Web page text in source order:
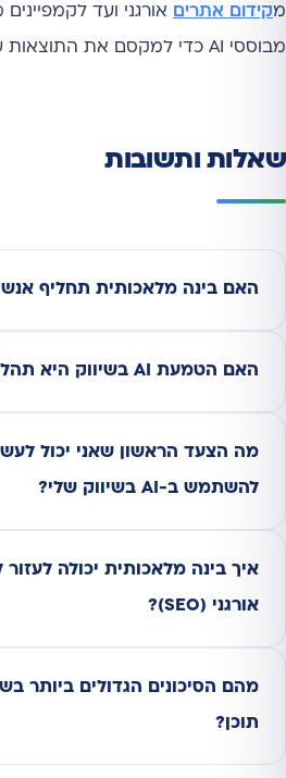
מקידום אתרים אורגני ועד
מבוססי AI כדי למקסם את התוצאות עבור הלקוחות שלנו.
שאלות ותשובות
האם בינה מלאכותית תחליף
האם הטמעת AI בשיווק היא תהליך יקר?
מה הצעד הראשון שאני יכול
להשתמש ב-AI בשיווק שלי?
איך בינה מלאכותית יכולה
אורגני (SEO)?
תוכן?